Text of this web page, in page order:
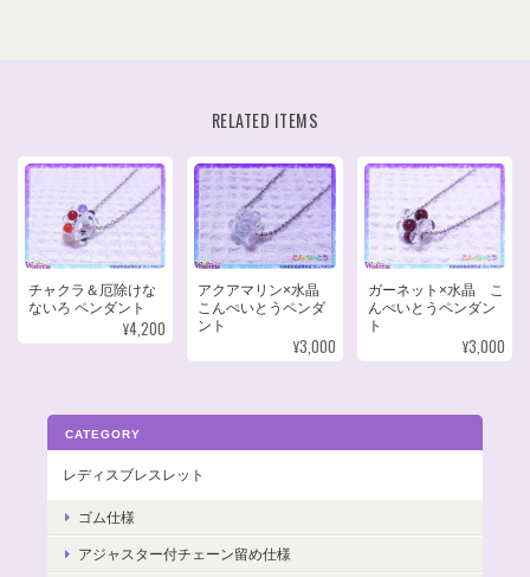
RELATED ITEMS
チャクラ＆厄除けな
ないろ ペンダント
¥4,200
アクアマリン×水晶
こんぺいとうペンダ
ント
¥3,000
ガーネット×水晶 こ
んぺいとうペンダン
ト
¥3,000
CATEGORY
レディスブレスレット
ゴム仕様
アジャスター付チェーン留め仕様